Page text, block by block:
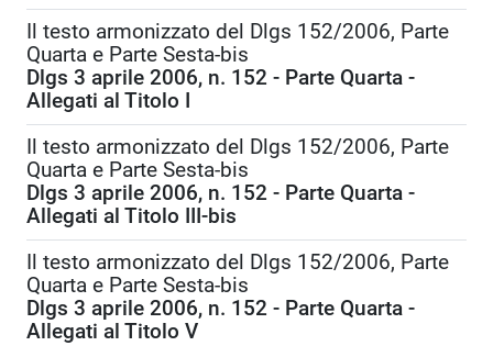
Il testo armonizzato del Dlgs 152/2006, Parte
Quarta e Parte Sesta-bis
Dlgs 3 aprile 2006, n. 152 - Parte Quarta -
Allegati al Titolo I
Il testo armonizzato del Dlgs 152/2006, Parte
Quarta e Parte Sesta-bis
Dlgs 3 aprile 2006, n. 152 - Parte Quarta -
Allegati al Titolo III-bis
Il testo armonizzato del Dlgs 152/2006, Parte
Quarta e Parte Sesta-bis
Dlgs 3 aprile 2006, n. 152 - Parte Quarta -
Allegati al Titolo V